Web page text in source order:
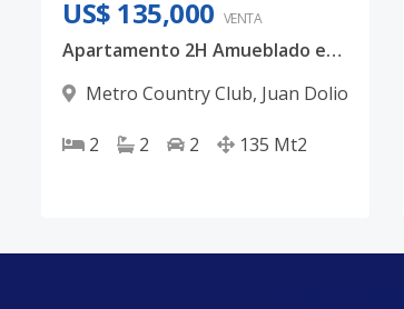
US$ 135,000 VENTA
Apartamento 2H Amueblado en Metro country club
Metro Country Club, Juan Dolio
2 2 2 135 Mt2